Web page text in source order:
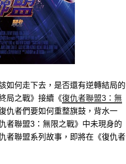
如何走下去，是否還有逆轉結局的
局之戰》接續《復仇者聯盟3：無
仇者們要如何重整旗鼓，背水一
者聯盟3：無限之戰》中未現身的
者聯盟系列故事，即將在《復仇者